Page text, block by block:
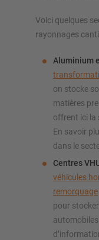
Voici quelques
rayonnages
Aluminium
on stocke
matières
offrent ici la
En savoir
dans le
Centres
véhicules
remorquage
pour